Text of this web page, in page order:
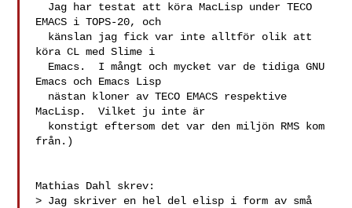
EMACS i TOPS-20, och
köra CL med Slime i
Emacs och Emacs Lisp
MacLisp.  Vilket ju inte är
från.)
Mathias Dahl skrev:
> Jag skriver en hel del elisp i form av små